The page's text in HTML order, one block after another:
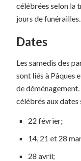
célébrées selon la
jours de funérailles.
Dates
Les samedis des
sont liés à Pâques
de
célébrés aux dates
22 février;
14, 21 et 28
28 avril;